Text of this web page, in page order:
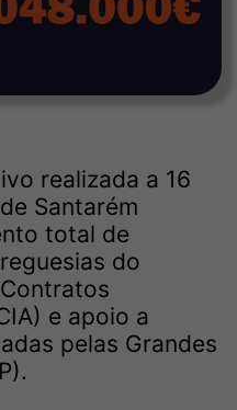
realizada a 16
Santarém
total de
do
e apoio a
pelas Grandes